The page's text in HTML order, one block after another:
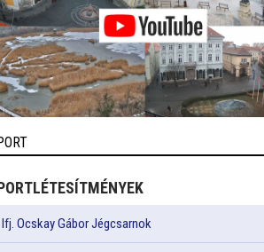
Ifj. Ocskay Gábor Jégcsarnok